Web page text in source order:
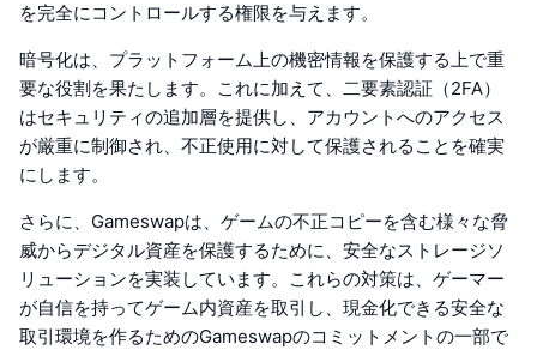
を完全にコントロールする権限を与えます。
暗号化は、プラットフォーム上の機密情報を保護する上で重
要な役割を果たします。これに加えて、二要素認証（2FA）
はセキュリティの追加層を提供し、アカウントへのアクセス
が厳重に制御され、不正使用に対して保護されることを確実
にします。
さらに、Gameswapは、ゲームの不正コピーを含む様々な脅
威からデジタル資産を保護するために、安全なストレージソ
リューションを実装しています。これらの対策は、ゲーマー
が自信を持ってゲーム内資産を取引し、現金化できる安全な
取引環境を作るためのGameswapのコミットメントの一部で